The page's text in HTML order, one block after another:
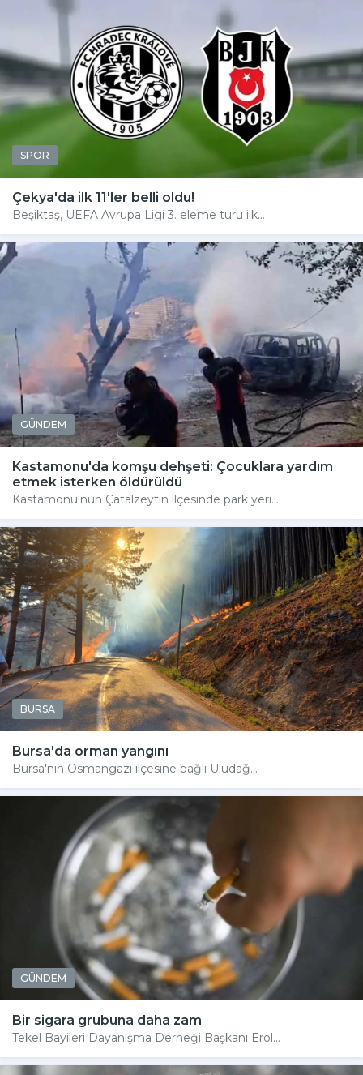
SPOR
Çekya'da ilk 11'ler belli oldu!
Beşiktaş, UEFA Avrupa Ligi 3. eleme turu ilk...
GÜNDEM
Kastamonu'da komşu dehşeti: Çocuklara yardım
etmek isterken öldürüldü
Kastamonu'nun Çatalzeytin ilçesinde park yeri...
BURSA
Bursa'da orman yangını
Bursa'nın Osmangazi ilçesine bağlı Uludağ...
GÜNDEM
Bir sigara grubuna daha zam
Tekel Bayileri Dayanışma Derneği Başkanı Erol...